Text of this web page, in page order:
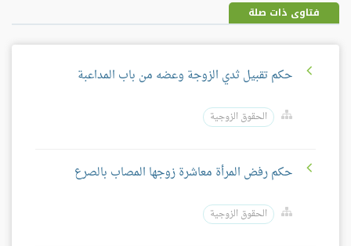
فتاوى ذات صلة
حكم تقبيل ثدي الزوجة وعضه من باب المداعبة
الحقوق الزوجية
حكم رفض المرأة معاشرة زوجها المصاب بالصرع
الحقوق الزوجية